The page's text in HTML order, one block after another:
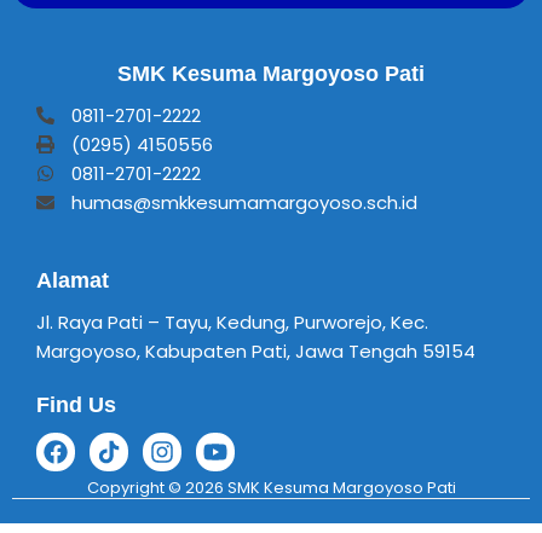
SMK Kesuma Margoyoso Pati
0811-2701-2222
(0295) 4150556
0811-2701-2222
humas@smkkesumamargoyoso.sch.id
Alamat
Jl. Raya Pati – Tayu, Kedung, Purworejo, Kec.
Margoyoso, Kabupaten Pati, Jawa Tengah 59154
Find Us
Copyright © 2026 SMK Kesuma Margoyoso Pati